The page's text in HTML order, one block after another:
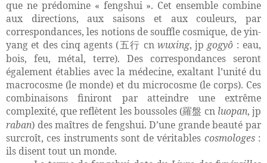
que ne prédomine « fengshui ». Cet ensemble combine
aux directions, aux saisons et aux couleurs, par
correspondances, les notions de souffle cosmique, de yin-
yang et des cinq agents (五行 cn wuxing, jp gogyô : eau,
bois, feu, métal, terre). Des correspondances seront
également établies avec la médecine, exaltant l’unité du
macrocosme (le monde) et du microcosme (le corps). Ces
combinaisons finiront par atteindre une extrême
complexité, que reflètent les boussoles (羅盤 cn luopan, jp
raban) des maîtres de fengshui. D’une grande beauté par
surcroît, ces instruments sont de véritables cosmologes :
ils disent tout un monde.